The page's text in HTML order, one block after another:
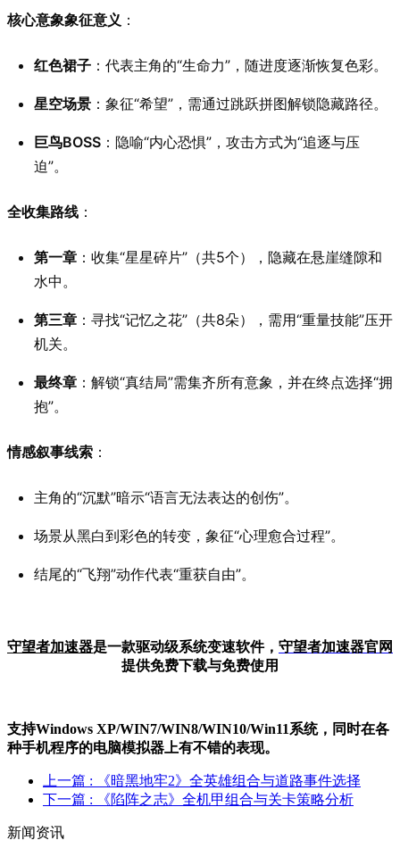
核心意象象征意义 ：
红色裙子 ：代表主角的“生命力”，随进度逐渐恢复色彩。
星空场景 ：象征“希望”，需通过跳跃拼图解锁隐藏路径。
巨鸟BOSS ：隐喻“内心恐惧”，攻击方式为“追逐与压
迫”。
全收集路线 ：
第一章 ：收集“星星碎片”（共5个），隐藏在悬崖缝隙和
水中。
第三章 ：寻找“记忆之花”（共8朵），需用“重量技能”压开
机关。
最终章 ：解锁“真结局”需集齐所有意象，并在终点选择“拥
抱”。
情感叙事线索 ：
主角的“沉默”暗示“语言无法表达的创伤”。
场景从黑白到彩色的转变，象征“心理愈合过程”。
结尾的“飞翔”动作代表“重获自由”。
守望者加速器是一款驱动级系统变速软件， 守望者加速器官网
提供免费下载与免费使用
支持Windows XP/WIN7/WIN8/WIN10/Win11系统，同时在各
种手机程序的电脑模拟器上有不错的表现。
上一篇 : 《暗黑地牢2》全英雄组合与道路事件选择
下一篇 : 《陷阵之志》全机甲组合与关卡策略分析
新闻资讯